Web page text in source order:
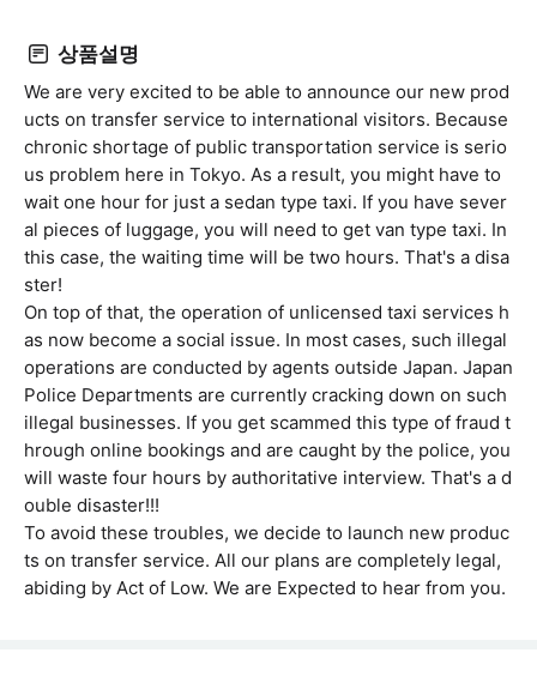
상품설명
We are very excited to be able to announce our new prod
ucts on transfer service to international visitors. Because
chronic shortage of public transportation service is serio
us problem here in Tokyo. As a result, you might have to
wait one hour for just a sedan type taxi. If you have sever
al pieces of luggage, you will need to get van type taxi. In
this case, the waiting time will be two hours. That's a disa
ster!
On top of that, the operation of unlicensed taxi services h
as now become a social issue. In most cases, such illegal
operations are conducted by agents outside Japan. Japan
Police Departments are currently cracking down on such
illegal businesses. If you get scammed this type of fraud t
hrough online bookings and are caught by the police, you
will waste four hours by authoritative interview. That's a d
ouble disaster!!!
To avoid these troubles, we decide to launch new produc
ts on transfer service. All our plans are completely legal,
abiding by Act of Low. We are Expected to hear from you.